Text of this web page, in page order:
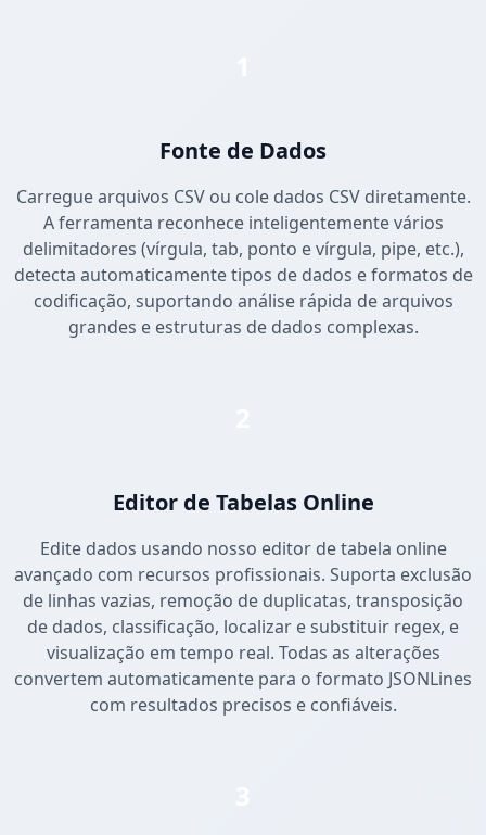
Fonte de Dados
Carregue arquivos CSV ou cole dados CSV diretamente.
A ferramenta reconhece inteligentemente vários
delimitadores (vírgula, tab, ponto e vírgula, pipe, etc.),
detecta automaticamente tipos de dados e formatos de
codificação, suportando análise rápida de arquivos
grandes e estruturas de dados complexas.
Editor de Tabelas Online
Edite dados usando nosso editor de tabela online
avançado com recursos profissionais. Suporta exclusão
de linhas vazias, remoção de duplicatas, transposição
de dados, classificação, localizar e substituir regex, e
visualização em tempo real. Todas as alterações
convertem automaticamente para o formato JSONLines
com resultados precisos e confiáveis.